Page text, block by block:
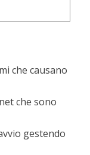
che causano
che sono
gestendo